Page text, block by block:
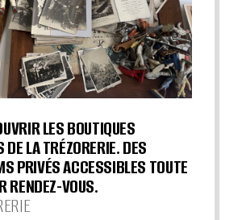
LES BOUTIQUES
LA TRÉZORERIE. DES
PRIVÉS ACCESSIBLES TOUTE
RENDEZ-VOUS.